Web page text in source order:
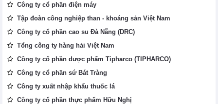
Công ty cổ phần điện máy
Tập đoàn công nghiệp than - khoáng sản Việt Nam
Công ty cổ phần cao su Đà Nẵng (DRC)
Tổng công ty hàng hải Việt Nam
Công ty cổ phần dược phẩm Tipharco (TIPHARCO)
Công ty cổ phần sứ Bát Tràng
Công ty xuất nhập khẩu thuốc lá
Công ty cổ phần thực phẩm Hữu Nghị